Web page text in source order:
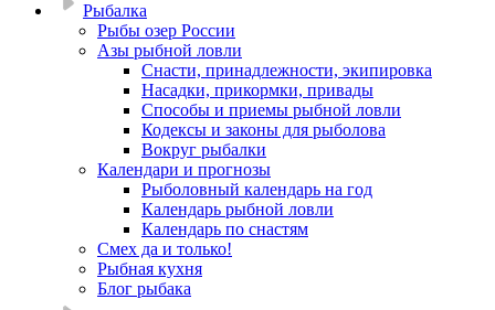
Рыбалка
Рыбы озер России
Азы рыбной ловли
Снасти, принадлежности, экипировка
Насадки, прикормки, привады
Способы и приемы рыбной ловли
Кодексы и законы для рыболова
Вокруг рыбалки
Календари и прогнозы
Рыболовный календарь на год
Календарь рыбной ловли
Календарь по снастям
Смех да и только!
Рыбная кухня
Блог рыбака